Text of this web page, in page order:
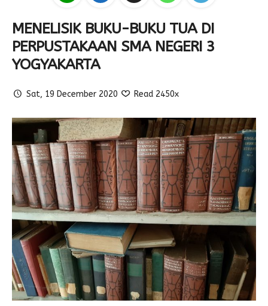
Hubungi Kami
PPDB
Alumni
MENELISIK BUKU-BUKU TUA DI
PERPUSTAKAAN SMA NEGERI 3
YOGYAKARTA
Sat, 19 December 2020 Read 2450x